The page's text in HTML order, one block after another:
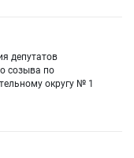
депутатов
созыва по
округу № 1